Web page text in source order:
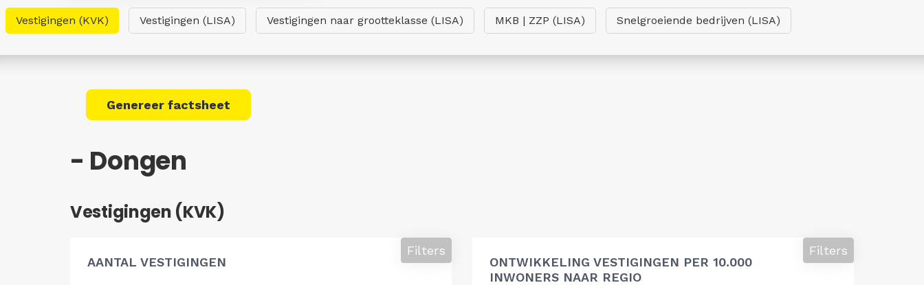
Vestigingen (KVK) Vestigingen (LISA) Vestigingen naar grootteklasse (LISA) MKB | ZZP (LISA) Snelgroeiende bedrijven (LISA)
Genereer factsheet
- Dongen
Vestigingen (KVK)
AANTAL VESTIGINGEN
Filters
ONTWIKKELING VESTIGINGEN PER 10.000
INWONERS NAAR REGIO
Filters